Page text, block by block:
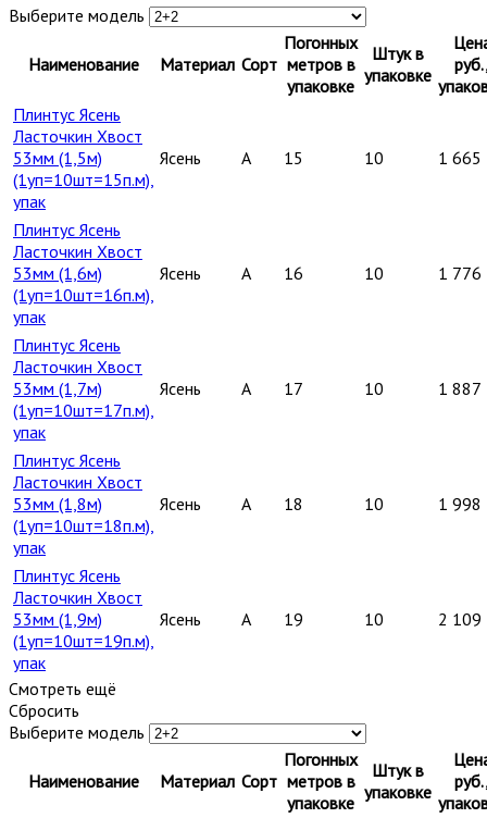
Выберите модель
Наименование Материал Сорт
Погонных
метров в
упаковке
Штук в
упаковке
Плинтус Ясень
Ласточкин Хвост
53мм (1,5м)
(1уп=10шт=15п.м),
упак
Ясень A 15 10 1 665
Плинтус Ясень
Ласточкин Хвост
53мм (1,6м)
(1уп=10шт=16п.м),
упак
Ясень A 16 10 1 776
Плинтус Ясень
Ласточкин Хвост
53мм (1,7м)
(1уп=10шт=17п.м),
упак
Ясень A 17 10 1 887
Плинтус Ясень
Ласточкин Хвост
53мм (1,8м)
(1уп=10шт=18п.м),
упак
Ясень A 18 10 1 998
Плинтус Ясень
Ласточкин Хвост
53мм (1,9м)
(1уп=10шт=19п.м),
упак
Ясень A 19 10 2 109
Смотреть ещё
Сбросить
Выберите модель
Наименование Материал Сорт
Погонных
метров в
упаковке
Штук в
упаковке